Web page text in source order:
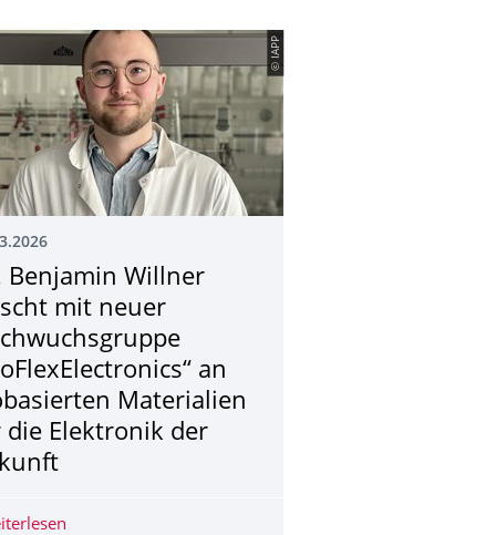
bei BoOst DemoDay Pitch Competition
© IAPP
Benjamin Willner
mit neuer
an
Materialien
die Elektronik der